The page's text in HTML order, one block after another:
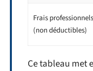
Frais professionnels
(non déductibles)
Ce tableau met